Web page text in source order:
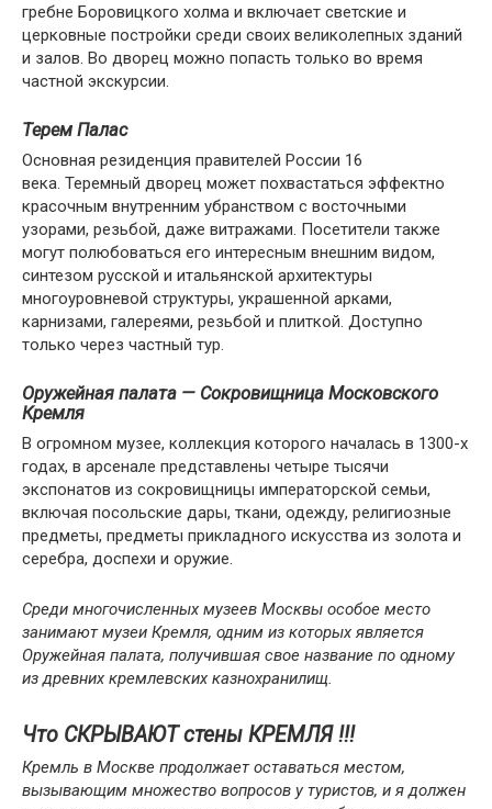
гребне Боровицкого холма и включает светские и
церковные постройки среди своих великолепных зданий
и залов. Во дворец можно попасть только во время
частной экскурсии.
Терем Палас
Основная резиденция правителей России 16
века. Теремный дворец может похвастаться эффектно
красочным внутренним убранством с восточными
узорами, резьбой, даже витражами. Посетители также
могут полюбоваться его интересным внешним видом,
синтезом русской и итальянской архитектуры
многоуровневой структуры, украшенной арками,
карнизами, галереями, резьбой и плиткой. Доступно
только через частный тур.
Оружейная палата — Сокровищница Московского
Кремля
В огромном музее, коллекция которого началась в 1300-х
годах, в арсенале представлены четыре тысячи
экспонатов из сокровищницы императорской семьи,
включая посольские дары, ткани, одежду, религиозные
предметы, предметы прикладного искусства из золота и
серебра, доспехи и оружие.
Среди многочисленных музеев Москвы особое место
занимают музеи Кремля, одним из которых является
Оружейная палата, получившая свое название по одному
из древних кремлевских казнохранилищ.
Что СКРЫВАЮТ стены КРЕМЛЯ !!!
Кремль в Москве продолжает оставаться местом,
вызывающим множество вопросов у туристов, и я должен